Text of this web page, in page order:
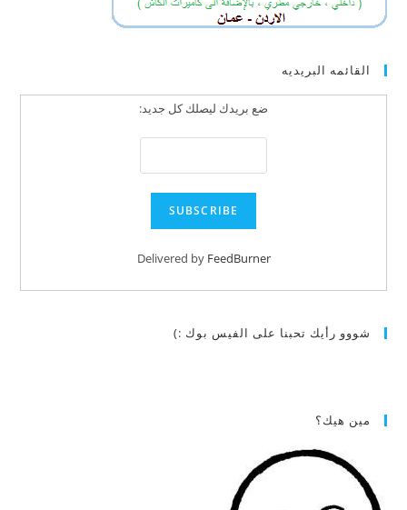
القائمه البريديه
ضع بريدك ليصلك كل جديد:
Delivered by FeedBurner
شووو رأيك تحبنا على الفيس بوك :)
مين هيك؟